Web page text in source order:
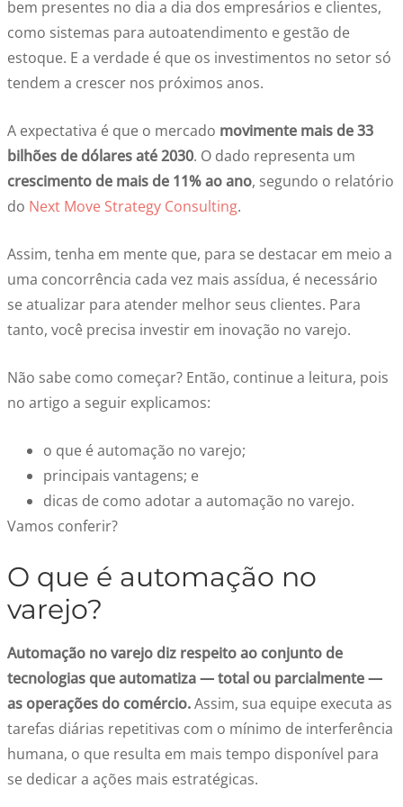
bem presentes no dia a dia dos empresários e clientes,
como sistemas para autoatendimento e gestão de
estoque. E a verdade é que os investimentos no setor só
tendem a crescer nos próximos anos.
A expectativa é que o mercado movimente mais de 33
bilhões de dólares até 2030. O dado representa um
crescimento de mais de 11% ao ano, segundo o relatório
do Next Move Strategy Consulting.
Assim, tenha em mente que, para se destacar em meio a
uma concorrência cada vez mais assídua, é necessário
se atualizar para atender melhor seus clientes. Para
tanto, você precisa investir em inovação no varejo.
Não sabe como começar? Então, continue a leitura, pois
no artigo a seguir explicamos:
o que é automação no varejo;
principais vantagens; e
dicas de como adotar a automação no varejo.
Vamos conferir?
O que é automação no
varejo?
Automação no varejo diz respeito ao conjunto de
tecnologias que automatiza — total ou parcialmente —
as operações do comércio.Assim, sua equipe executa as
tarefas diárias repetitivas com o mínimo de interferência
humana, o que resulta em mais tempo disponível para
se dedicar a ações mais estratégicas.